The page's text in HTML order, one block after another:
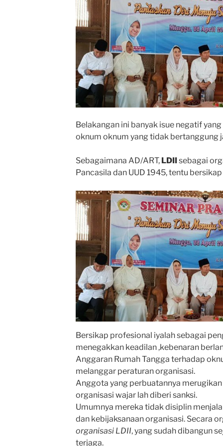
Belakangan ini banyak isue negatif
oknum oknum yang tidak bertanggung
Sebagaimana AD/ART, LDII sebagai
Pancasila dan UUD 1945, tentu
Bersikap profesional iyalah sebagai
menegakkan keadilan ,kebenaran
Anggaran Rumah Tangga terhadap
melanggar peraturan organisasi.
Anggota yang perbuatannya
organisasi wajar lah diberi sanksi.
Umumnya mereka tidak disiplin
dan kebijaksanaan organisasi. Secara
organisasi LDII, yang sudah dibangun
terjaga.